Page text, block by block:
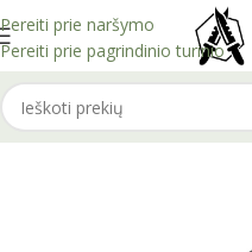
Pereiti prie naršymo
Pereiti prie pagrindinio turinio